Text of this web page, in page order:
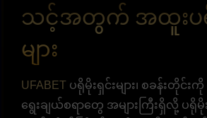
သင့်အတွက် အထူးပရို
များ
UFABET ပရိုမိုးရှင်းများ၊ စခန်းတိုင်း
ရွေးချယ်စရာတွေ အများကြီးရှိလို့ ပရိုမို